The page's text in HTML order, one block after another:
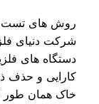
روش های
دستگاه های
خاک همان طور